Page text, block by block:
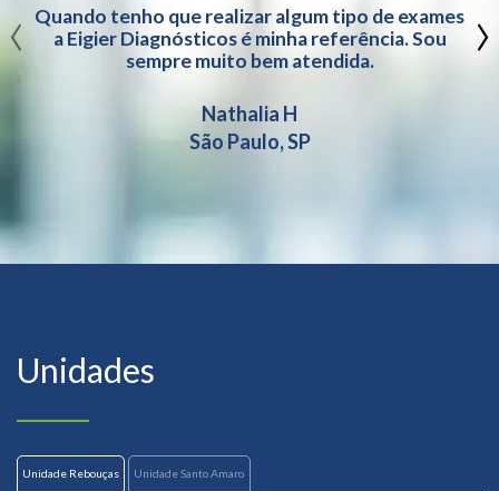
Quando tenho que realizar algum tipo de exames
a Eigier Diagnósticos é minha referência. Sou
sempre muito bem atendida.
Nathalia H
São Paulo, SP
‹ ›
Unidades
Unidade Rebouças Unidade Santo Amaro